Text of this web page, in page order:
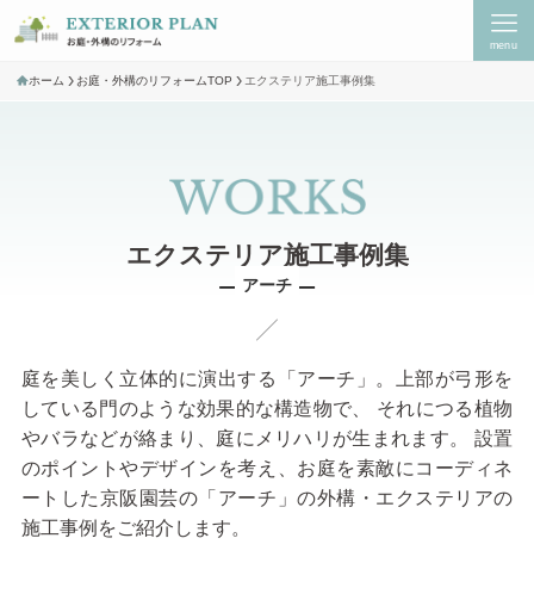
menu
ホーム お庭・外構のリフォームTOP エクステリア施工事例集
アーチ
庭を美しく立体的に演出する「アーチ」。上部が弓形を
している門のような効果的な構造物で、 それにつる植物
やバラなどが絡まり、庭にメリハリが生まれます。 設置
のポイントやデザインを考え、お庭を素敵にコーディネ
ートした京阪園芸の「アーチ」の外構・エクステリアの
施工事例をご紹介します。